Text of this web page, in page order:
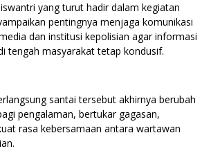
yang turut hadir dalam kegiatan
pentingnya menjaga komunikasi
dan institusi kepolisian agar informasi
tengah masyarakat tetap kondusif.
santai tersebut akhirnya berubah
pengalaman, bertukar gagasan,
rasa kebersamaan antara wartawan